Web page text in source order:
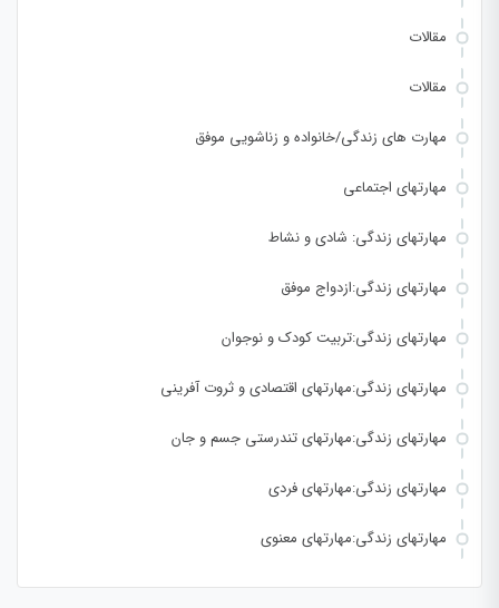
مقالات
مقالات
مهارت های زندگی/خانواده و زناشویی موفق
مهارتهای اجتماعی
مهارتهای زندگی: شادی و نشاط
مهارتهای زندگی:ازدواج موفق
مهارتهای زندگی:تربیت کودک و نوجوان
مهارتهای زندگی:مهارتهای اقتصادی و ثروت آفرینی
مهارتهای زندگی:مهارتهای تندرستی جسم و جان
مهارتهای زندگی:مهارتهای فردی
مهارتهای زندگی:مهارتهای معنوی